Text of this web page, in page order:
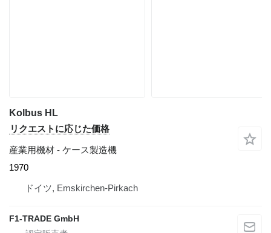
Kolbus HL
リクエストに応じた価格
産業用機材 - ケース製造機
1970
ドイツ, Emskirchen-Pirkach
F1-TRADE GmbH